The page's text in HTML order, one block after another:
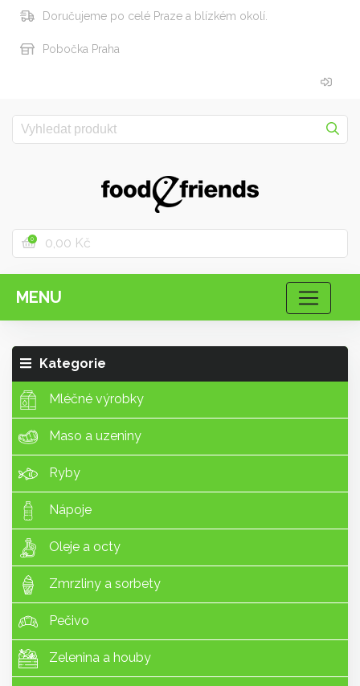
Doručujeme po celé Praze a blízkém okolí.
Pobočka Praha
0 0,00 Kč
MENU
Kategorie
Mléčné výrobky
Maso a uzeniny
Ryby
Nápoje
Oleje a octy
Zmrzliny a sorbety
Pečivo
Zelenina a houby